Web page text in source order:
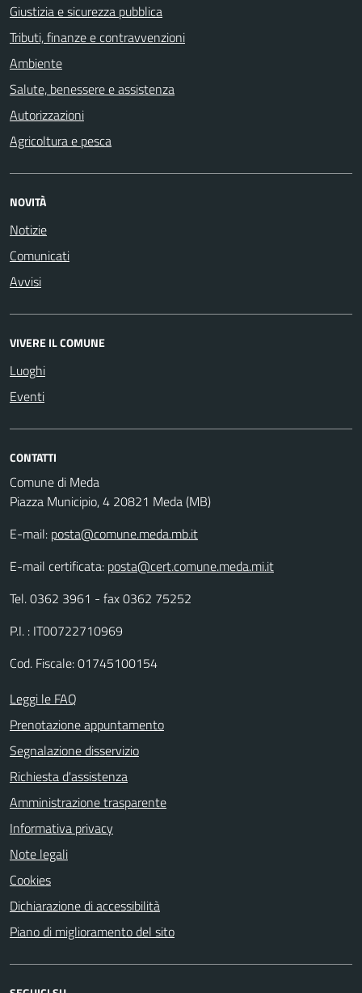
Giustizia e sicurezza pubblica
Tributi, finanze e contravvenzioni
Ambiente
Salute, benessere e assistenza
Autorizzazioni
Agricoltura e pesca
NOVITÀ
Notizie
Comunicati
Avvisi
VIVERE IL COMUNE
Luoghi
Eventi
CONTATTI
Comune di Meda
Piazza Municipio, 4 20821 Meda (MB)
E-mail: posta@comune.meda.mb.it
E-mail certificata: posta@cert.comune.meda.mi.it
Tel. 0362 3961 - fax 0362 75252
P.I. : IT00722710969
Cod. Fiscale: 01745100154
Leggi le FAQ
Prenotazione appuntamento
Segnalazione disservizio
Richiesta d'assistenza
Amministrazione trasparente
Informativa privacy
Note legali
Cookies
Dichiarazione di accessibilità
Piano di miglioramento del sito